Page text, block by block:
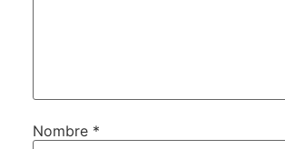
Nombre *